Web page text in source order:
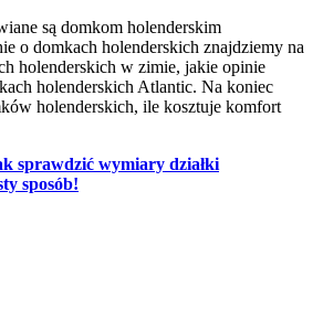
są domkom holenderskim
o domkach holenderskich znajdziemy na
holenderskich w zimie, jakie opinie
holenderskich Atlantic. Na koniec
holenderskich, ile kosztuje komfort
sprawdzić wymiary działki
sposób!